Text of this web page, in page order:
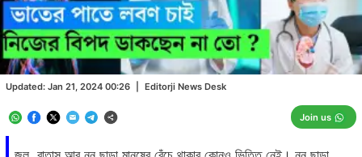
Updated: Jan 21, 2024 00:26 Editorji News Desk
Join us
Unmute
/
Loaded:
0.00%